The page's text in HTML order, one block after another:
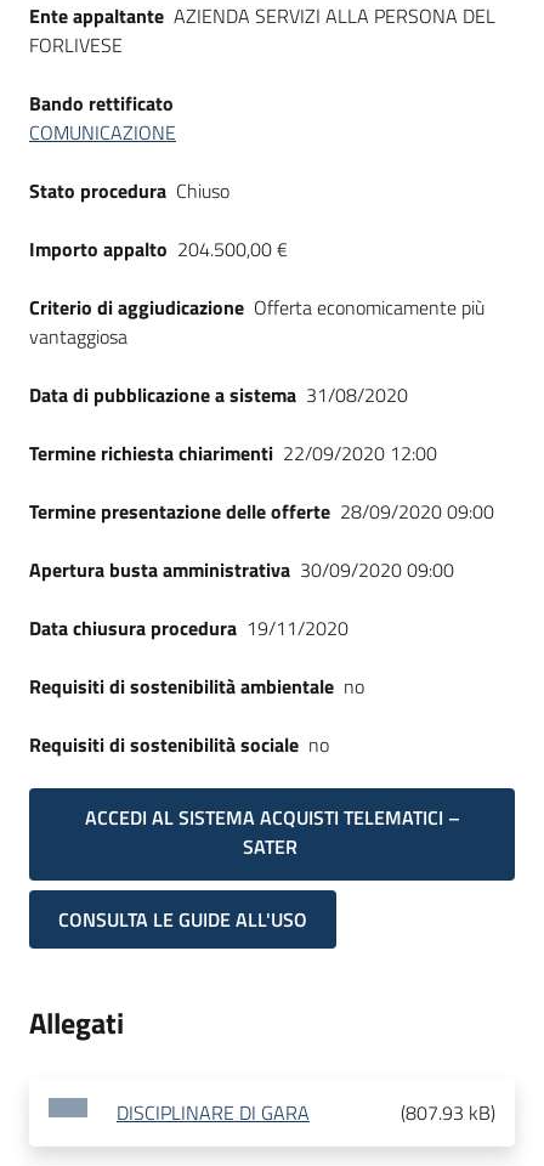
Ente appaltante AZIENDA SERVIZI ALLA PERSONA DEL
FORLIVESE
Bando rettificato
COMUNICAZIONE
Stato procedura Chiuso
Importo appalto 204.500,00 €
Criterio di aggiudicazione Offerta economicamente più
vantaggiosa
Data di pubblicazione a sistema 31/08/2020
Termine richiesta chiarimenti 22/09/2020 12:00
Termine presentazione delle offerte 28/09/2020 09:00
Apertura busta amministrativa 30/09/2020 09:00
Data chiusura procedura 19/11/2020
Requisiti di sostenibilità ambientale no
Requisiti di sostenibilità sociale no
ACCEDI AL SISTEMA ACQUISTI TELEMATICI –
SATER
CONSULTA LE GUIDE ALL'USO
Allegati
DISCIPLINARE DI GARA (807.93 kB)